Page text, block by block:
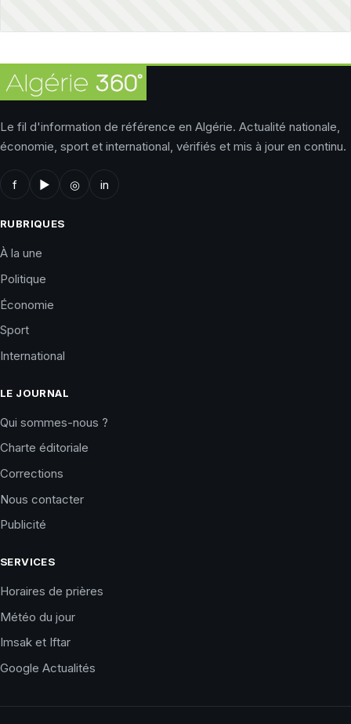
Le fil d'information de référence en Algérie. Actualité nationale,
économie, sport et international, vérifiés et mis à jour en continu.
f ▶ ◎ in
RUBRIQUES
À la une
Politique
Économie
Sport
International
LE JOURNAL
Qui sommes-nous ?
Charte éditoriale
Corrections
Nous contacter
Publicité
SERVICES
Horaires de prières
Météo du jour
Imsak et Iftar
Google Actualités